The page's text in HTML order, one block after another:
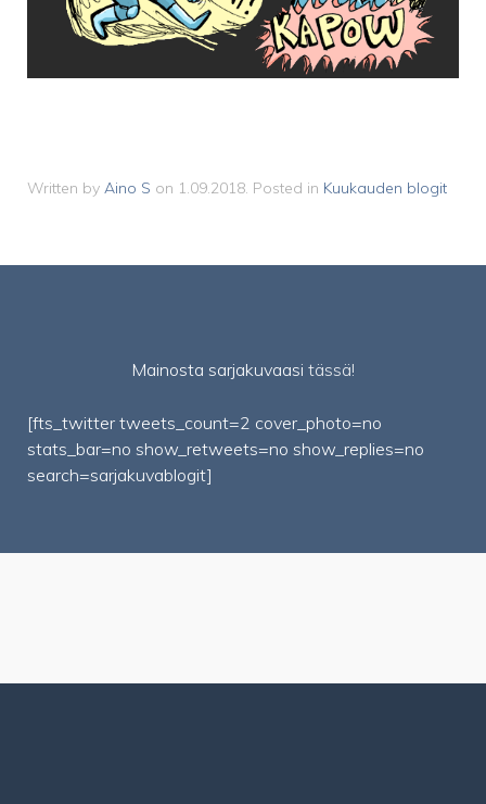
Written by Aino S on 1.09.2018. Posted in Kuukauden blogit
Mainosta sarjakuvaasi tässä!
[fts_twitter tweets_count=2 cover_photo=no
stats_bar=no show_retweets=no show_replies=no
search=sarjakuvablogit]